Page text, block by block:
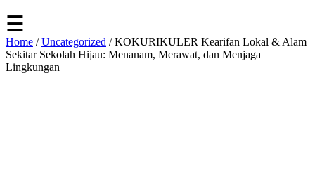
☰
Home /Uncategorized / KOKURIKULER Kearifan Lokal & Alam
Sekitar Sekolah Hijau: Menanam, Merawat, dan Menjaga
Lingkungan